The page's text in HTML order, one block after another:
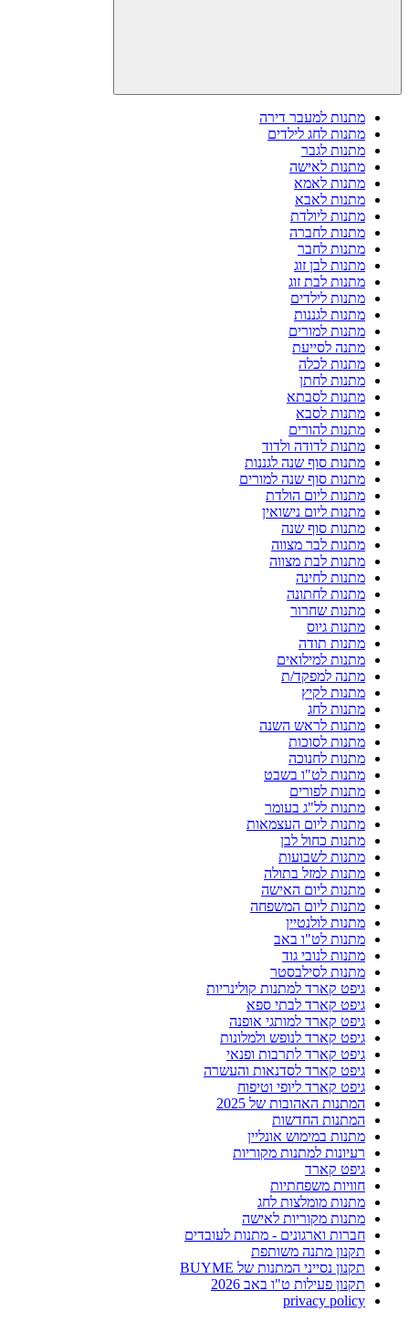
מתנות למעבר דירה
מתנות לחג לילדים
מתנות לגבר
מתנות לאישה
מתנות לאמא
מתנות לאבא
מתנות ליולדת
מתנות לחברה
מתנות לחבר
מתנות לבן זוג
מתנות לבת זוג
מתנות לילדים
מתנות לגננות
מתנות למורים
מתנה לסייעת
מתנות לכלה
מתנות לחתן
מתנות לסבתא
מתנות לסבא
מתנות להורים
מתנות לדודה ולדוד
מתנות סוף שנה לגננות
מתנות סוף שנה למורים
מתנות ליום הולדת
מתנות ליום נישואין
מתנות סוף שנה
מתנות לבר מצווה
מתנות לבת מצווה
מתנות לחינה
מתנות לחתונה
מתנות שחרור
מתנות גיוס
מתנות תודה
מתנות למילואים
מתנה למפקד/ת
מתנות לקיץ
מתנות לחג
מתנות לראש השנה
מתנות לסוכות
מתנות לחנוכה
מתנות לט"ו בשבט
מתנות לפורים
מתנות לל"ג בעומר
מתנות ליום העצמאות
מתנות כחול לבן
מתנות לשבועות
מתנות למזל בתולה
מתנות ליום האישה
מתנות ליום המשפחה
מתנות לולנטיין
מתנות לט"ו באב
מתנות לנובי גוד
מתנות לסילבסטר
גיפט קארד למתנות קולינריות
גיפט קארד לבתי ספא
גיפט קארד למותגי אופנה
גיפט קארד לנופש ולמלונות
גיפט קארד לתרבות ופנאי
גיפט קארד לסדנאות והעשרה
גיפט קארד ליופי וטיפוח
המתנות האהובות של 2025
המתנות החדשות
מתנות במימוש אונליין
רעיונות למתנות מקוריות
גיפט קארד
חוויות משפחתיות
מתנות מומלצות לחג
מתנות מקוריות לאישה
חברות וארגונים - מתנות לעובדים
תקנון מתנה משותפת
תקנון נסייני המתנות של BUYME
תקנון פעילות ט"ו באב 2026
privacy policy